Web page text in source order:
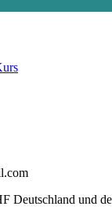
Deutschland und